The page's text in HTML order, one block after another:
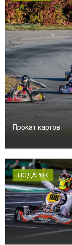
Прокат картов
ПОДАРОК